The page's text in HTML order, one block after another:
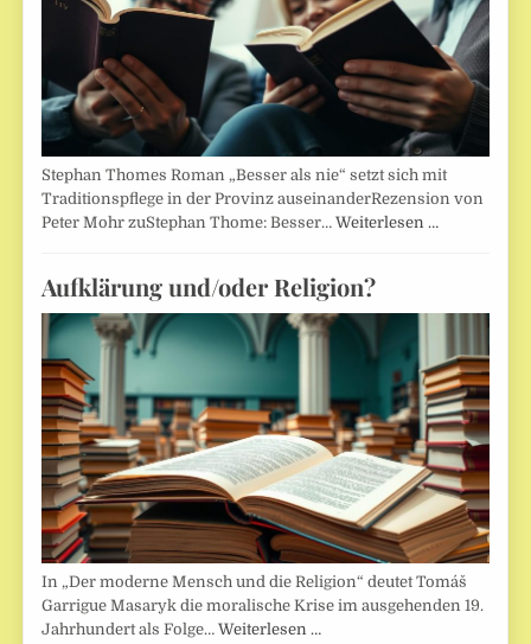
Stephan Thomes Roman „Besser als nie“ setzt sich mit
Traditionspflege in der Provinz auseinanderRezension von
Peter Mohr zuStephan Thome: Besser…Weiterlesen …
Aufklärung und/oder Religion?
In „Der moderne Mensch und die Religion“ deutet Tomáš
Garrigue Masaryk die moralische Krise im ausgehenden 19.
Jahrhundert als Folge…Weiterlesen …